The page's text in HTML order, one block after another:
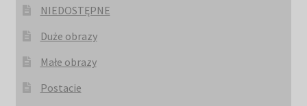
NIEDOSTĘPNE
Duże obrazy
Małe obrazy
Postacie